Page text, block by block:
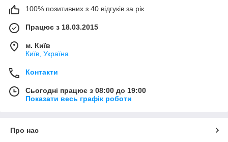
100% позитивних з 40 відгуків за рік
Працює з 18.03.2015
м. Київ
Київ, Україна
Контакти
Сьогодні працює з 08:00 до 19:00
Показати весь графік роботи
Про нас